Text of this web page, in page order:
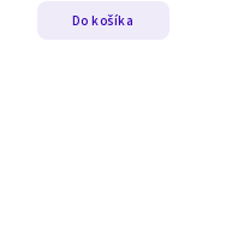
Do košíka